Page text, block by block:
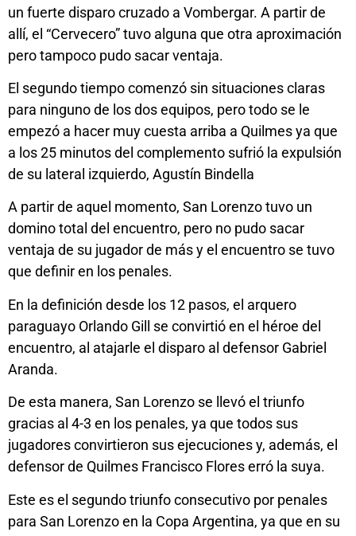
un fuerte disparo cruzado a Vombergar. A partir de
allí, el “Cervecero” tuvo alguna que otra aproximación
pero tampoco pudo sacar ventaja.
El segundo tiempo comenzó sin situaciones claras
para ninguno de los dos equipos, pero todo se le
empezó a hacer muy cuesta arriba a Quilmes ya que
a los 25 minutos del complemento sufrió la expulsión
de su lateral izquierdo, Agustín Bindella
A partir de aquel momento, San Lorenzo tuvo un
domino total del encuentro, pero no pudo sacar
ventaja de su jugador de más y el encuentro se tuvo
que definir en los penales.
En la definición desde los 12 pasos, el arquero
paraguayo Orlando Gill se convirtió en el héroe del
encuentro, al atajarle el disparo al defensor Gabriel
Aranda.
De esta manera, San Lorenzo se llevó el triunfo
gracias al 4-3 en los penales, ya que todos sus
jugadores convirtieron sus ejecuciones y, además, el
defensor de Quilmes Francisco Flores erró la suya.
Este es el segundo triunfo consecutivo por penales
para San Lorenzo en la Copa Argentina, ya que en su